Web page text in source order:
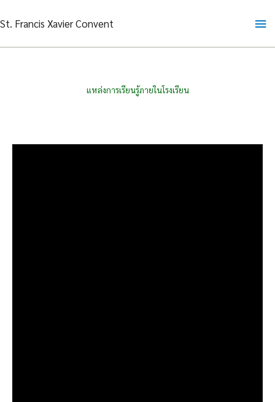
to
St. Francis Xavier Convent
แหล่งการเรียนรู้ภายในโรงเรียน